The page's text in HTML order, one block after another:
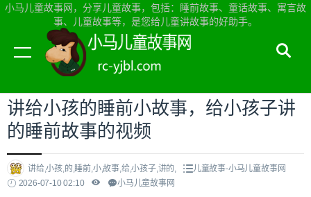
小马儿童故事网，分享儿童故事，包括：睡前故事、童话故事、寓言故
事、儿童故事等，是您给儿童讲故事的好助手。
当前位置：小马儿童故事网首页>儿童故事
讲给小孩的睡前小故事，给小孩子讲
的睡前故事的视频
讲给,小孩,的,睡前,小,故事,给,小孩子,讲的,
儿童故事-小马儿童故事网
2026-07-10 02:10
小马儿童故事网